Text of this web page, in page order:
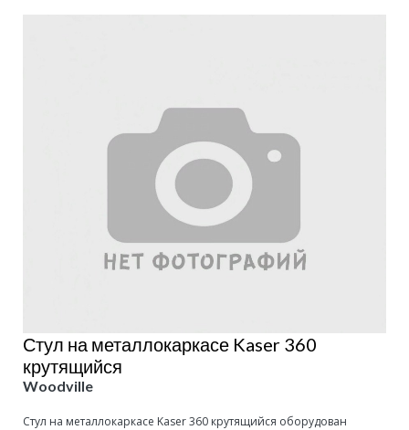
Стул на металлокаркасе Kaser 360
крутящийся
Woodville
Стул на металлокаркасе Kaser 360 крутящийся оборудован